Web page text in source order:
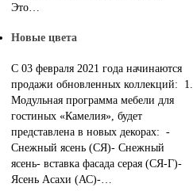
Это…
Новые цвета
С 03 февраля 2021 года начинаются
продажи обновленных коллекций: 1.
Модульная программа мебели для
гостиных «Камелия», будет
представлена в новых декорах: -
Снежный ясень (СЯ)- Снежный
ясень- вставка фасада серая (СЯ-Г)-
Ясень Асахи (АС)-…